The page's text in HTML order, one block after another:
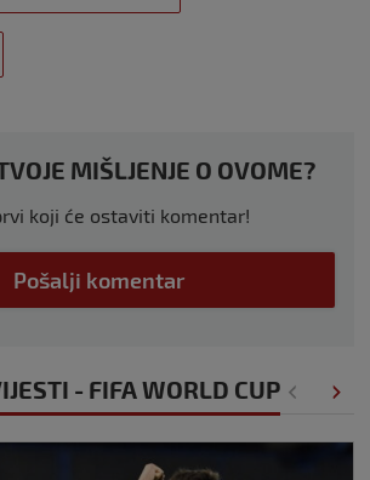
MIŠLJENJE O OVOME?
koji će ostaviti komentar!
Pošalji komentar
- FIFA WORLD CUP